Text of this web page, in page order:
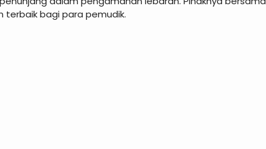
terbaik bagi para pemudik.